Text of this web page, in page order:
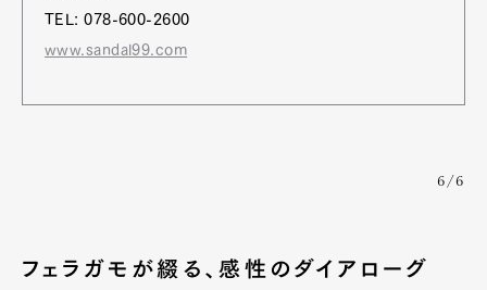
TEL: 078-600-2600
www.sandal99.com
6/6
フェラガモが綴る、感性のダイアローグ